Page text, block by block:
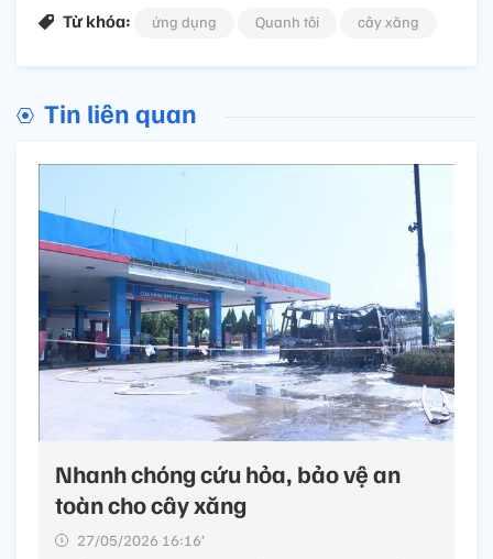
Từ khóa: ứng dụng Quanh tôi cây xăng
Tin liên quan
Nhanh chóng cứu hỏa, bảo vệ an
toàn cho cây xăng
27/05/2026 16:16’